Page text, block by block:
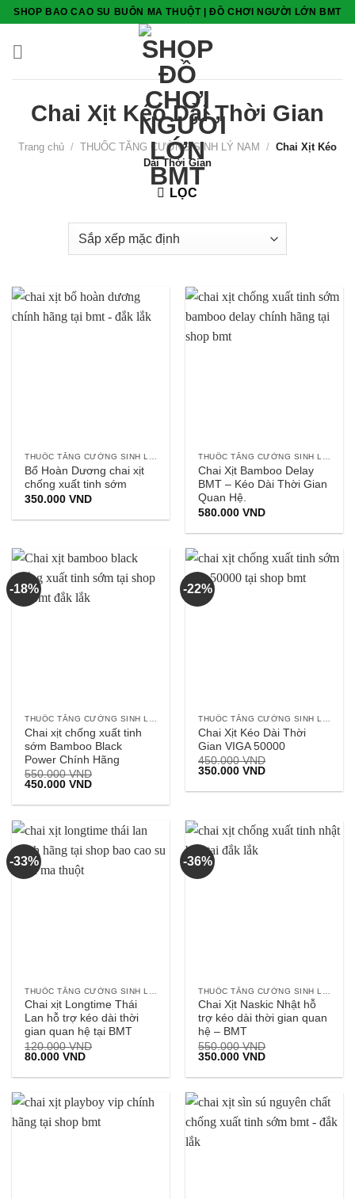
Skip
content
SHOP BAO CAO SU BUÔN MA THUỘT | ĐỒ CHƠI NGƯỜI LỚN BMT
Chai Xịt Kéo Dài Thời Gian
Trang chủ / THUỐC TĂNG CƯỜNG SINH LÝ NAM / Chai Xịt Kéo
Dài Thời Gian
LỌC
THUỐC TĂNG CƯỜNG SINH LÝ NAM
Bổ Hoàn Dương chai xịt
chống xuất tinh sớm
350.000VND
THUỐC TĂNG CƯỜNG SINH LÝ NAM
Chai Xịt Bamboo Delay
BMT – Kéo Dài Thời Gian
Quan Hệ.
580.000VND
-18%
Chai xịt chống xuất tinh
sớm Bamboo Black
Power Chính Hãng
550.000VND
Giá
là:
450.000VNDGiá
tại
450.000 VND.
-22%
Chai Xịt Kéo Dài Thời
Gian VIGA 50000
450.000VND
Giá
là:
350.000VNDGiá
tại
-33%
Chai xịt Longtime Thái
Lan hỗ trợ kéo dài thời
gian quan hệ tại BMT
120.000VND
Giá
là:
80.000VNDGiá
tại
80.000 VND.
-36%
Chai Xịt Naskic Nhật hỗ
trợ kéo dài thời gian quan
hệ – BMT
550.000VND
Giá
là:
350.000VNDGiá
tại
350.000 VND.